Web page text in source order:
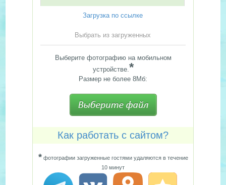
Загрузка по ссылке
Выбрать из загруженных
Выберите фотографию на мобильном
устройстве.*
Размер не более 8Мб:
Как работать с сайтом?
*фотографии загруженные гостями удаляются в течение
10 минут